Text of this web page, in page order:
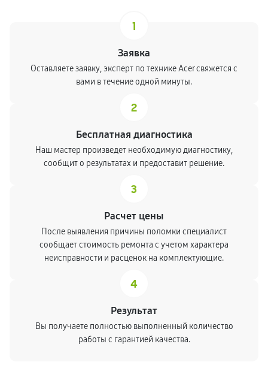
1
Заявка
Оставляете заявку, эксперт по технике Acer свяжется с
вами в течение одной минуты.
2
Бесплатная диагностика
Наш мастер произведет необходимую диагностику,
сообщит о результатах и предоставит решение.
3
Расчет цены
После выявления причины поломки специалист
сообщает стоимость ремонта с учетом характера
неисправности и расценок на комплектующие.
4
Результат
Вы получаете полностью выполненный количество
работы с гарантией качества.